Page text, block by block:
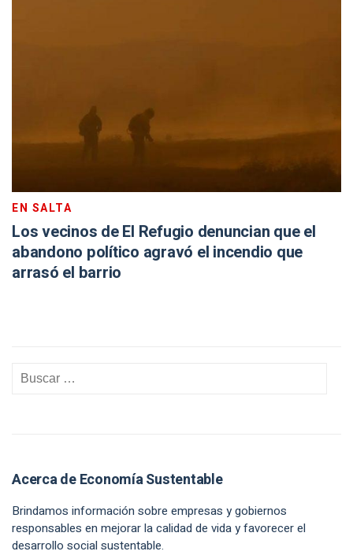
EN SALTA
Los vecinos de El Refugio denuncian que el
abandono político agravó el incendio que
arrasó el barrio
Acerca de Economía Sustentable
Brindamos información sobre empresas y gobiernos
responsables en mejorar la calidad de vida y favorecer el
desarrollo social sustentable.